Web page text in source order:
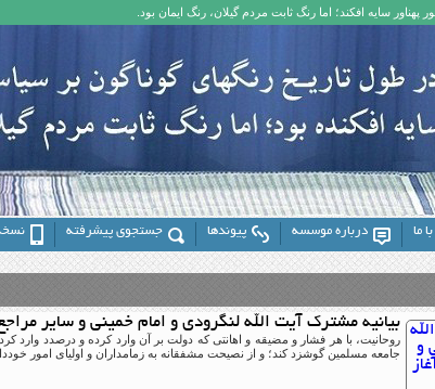
سایه افکند؛ اما رنگ ثابت مردم گیلان، رنگ ایمان بود.
ما درباره موسسه پیوندها جستجوی پیشرفته
بیانیه مشترک آیت الله لنگرودی و امام خمینی و سایر
روحانیت، با هر فشار و مضیقه و اهانتى که دولت بر آن وارد کرده و درصدد وارد
جامعه مسلمین گوشزد کند؛ و از نصیحت مشفقانه به زمامداران و اولیاى امور